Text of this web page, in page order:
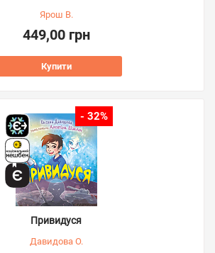
Ярош В.
449,00 грн
Купити
- 32%
Привидуся
Давидова О.